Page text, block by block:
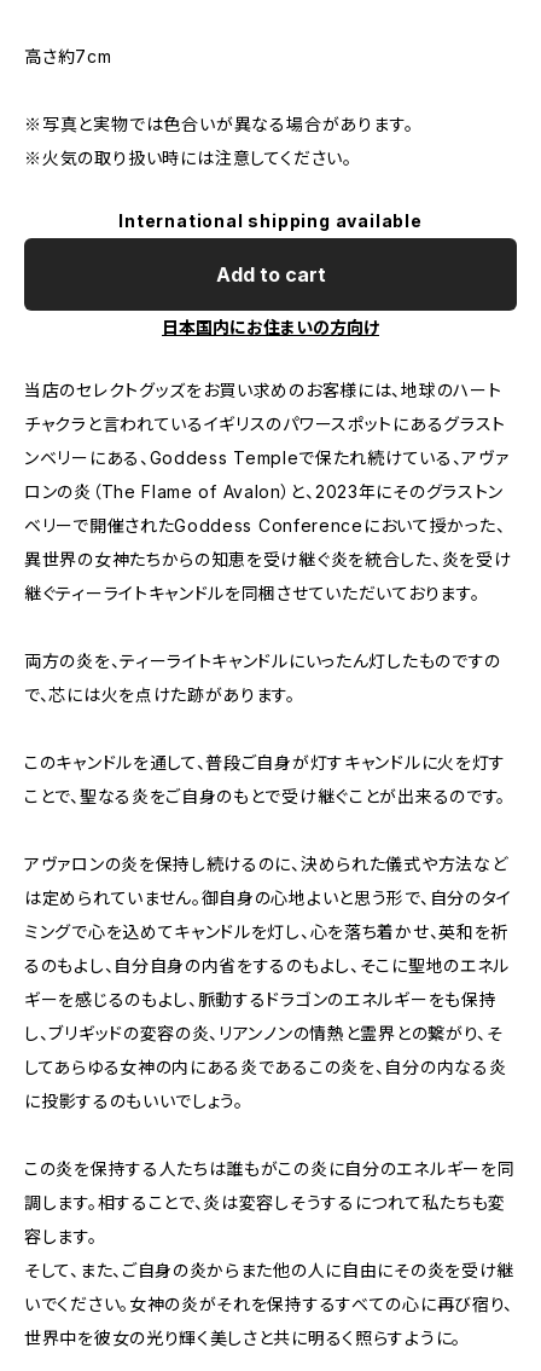
高さ約7cm
※写真と実物では色合いが異なる場合があります。
※火気の取り扱い時には注意してください。
International shipping available
Add to cart
日本国内にお住まいの方向け
当店のセレクトグッズをお買い求めのお客様には、地球のハート
チャクラと言われているイギリスのパワースポットにあるグラスト
ンベリーにある、Goddess Templeで保たれ続けている、アヴァ
ロンの炎（The Flame of Avalon）と、2023年にそのグラストン
ベリーで開催されたGoddess Conferenceにおいて授かった、
異世界の女神たちからの知恵を受け継ぐ炎を統合した、炎を受け
継ぐティーライトキャンドルを同梱させていただいております。
両方の炎を、ティーライトキャンドルにいったん灯したものですの
で、芯には火を点けた跡があります。
このキャンドルを通して、普段ご自身が灯すキャンドルに火を灯す
ことで、聖なる炎をご自身のもとで受け継ぐことが出来るのです。
アヴァロンの炎を保持し続けるのに、決められた儀式や方法など
は定められていません。御自身の心地よいと思う形で、自分のタイ
ミングで心を込めてキャンドルを灯し、心を落ち着かせ、英和を祈
るのもよし、自分自身の内省をするのもよし、そこに聖地のエネル
ギーを感じるのもよし、脈動するドラゴンのエネルギーをも保持
し、ブリギッドの変容の炎、リアンノンの情熱と霊界との繋がり、そ
してあらゆる女神の内にある炎であるこの炎を、自分の内なる炎
に投影するのもいいでしょう。
この炎を保持する人たちは誰もがこの炎に自分のエネルギーを同
調します。相することで、炎は変容しそうするにつれて私たちも変
容します。
そして、また、ご自身の炎からまた他の人に自由にその炎を受け継
いでください。女神の炎がそれを保持するすべての心に再び宿り、
世界中を彼女の光り輝く美しさと共に明るく照らすように。